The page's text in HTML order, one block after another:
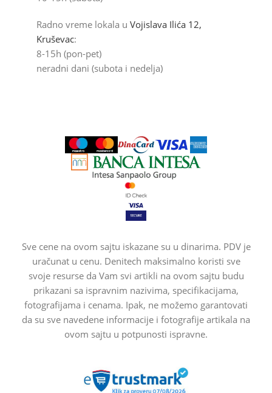
Radno vreme lokala u Vojislava Ilića 12,
Kruševac:
8-15h (pon-pet)
neradni dani (subota i nedelja)
Sve cene na ovom sajtu iskazane su u dinarima. PDV je
uračunat u cenu. Denitech maksimalno koristi sve
svoje resurse da Vam svi artikli na ovom sajtu budu
prikazani sa ispravnim nazivima, specifikacijama,
fotografijama i cenama. Ipak, ne možemo garantovati
da su sve navedene informacije i fotografije artikala na
ovom sajtu u potpunosti ispravne.